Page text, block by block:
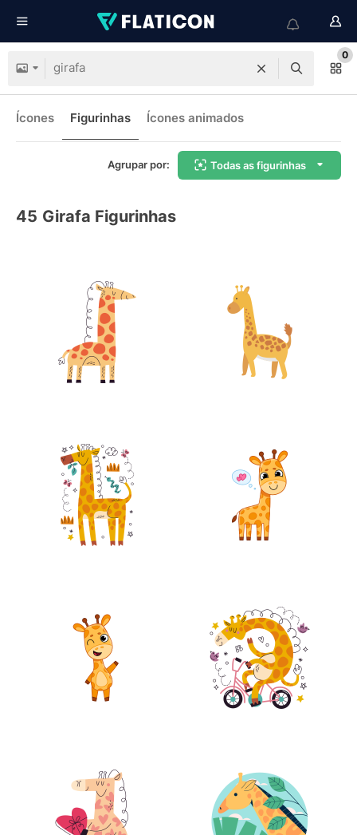
0
Ícones Figurinhas Ícones animados
Agrupar por: Todas as figurinhas
45 Girafa Figurinhas